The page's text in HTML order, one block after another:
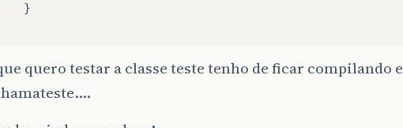
}
quero testar a classe teste tenho de ficar compilando e